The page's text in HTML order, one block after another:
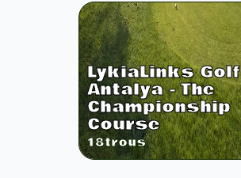
LykiaLinks Golf
Antalya - The
Championship
Course
18trous